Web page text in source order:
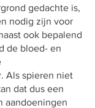
gedachte is,
nodig zijn voor
ook bepalend
de bloed- en
Als spieren niet
dat dus een
aandoeningen